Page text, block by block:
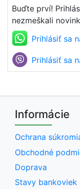
Buďte prví!
nezmeškali
Prihlásiť sa
Prihlásiť sa
Informácie
Ochrana
Obchodné
Doprava
Stavy bankoviek